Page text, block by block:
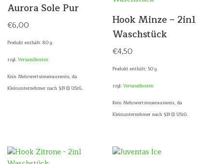
Aurora Sole Pur
€6,00
Produkt enthält: 80 g
zzgl. Versandkosten
Kein Mehrwertsteuerausweis, da
Kleinunternehmer nach §19 (1) UStG.
Hook Minze – 2in1
Waschstück
€4,50
Produkt enthält: 50g
zzgl.Versandkosten
Kein Mehrwertsteuerausweis, da
Kleinunternehmer nach §19 (1) UStG.